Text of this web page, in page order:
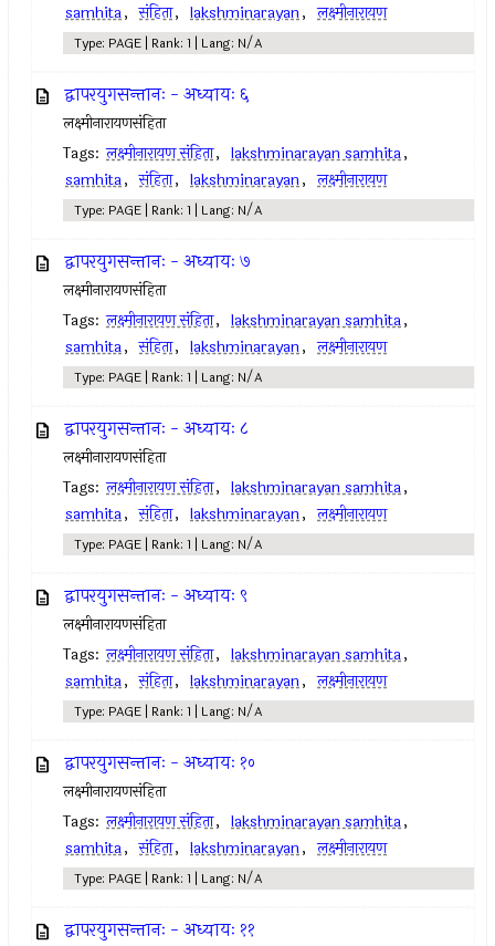
samhita, संहिता, lakshminarayan, लक्ष्मीनारायण
Type: PAGE | Rank: 1 | Lang: N/A
द्वापरयुगसन्तानः - अध्यायः ६
लक्ष्मीनारायणसंहिता
Tags: लक्ष्मीनारायण संहिता, lakshminarayan samhita,
samhita, संहिता, lakshminarayan, लक्ष्मीनारायण
Type: PAGE | Rank: 1 | Lang: N/A
द्वापरयुगसन्तानः - अध्यायः ७
लक्ष्मीनारायणसंहिता
Tags: लक्ष्मीनारायण संहिता, lakshminarayan samhita,
samhita, संहिता, lakshminarayan, लक्ष्मीनारायण
Type: PAGE | Rank: 1 | Lang: N/A
द्वापरयुगसन्तानः - अध्यायः ८
लक्ष्मीनारायणसंहिता
Tags: लक्ष्मीनारायण संहिता, lakshminarayan samhita,
samhita, संहिता, lakshminarayan, लक्ष्मीनारायण
Type: PAGE | Rank: 1 | Lang: N/A
द्वापरयुगसन्तानः - अध्यायः ९
लक्ष्मीनारायणसंहिता
Tags: लक्ष्मीनारायण संहिता, lakshminarayan samhita,
samhita, संहिता, lakshminarayan, लक्ष्मीनारायण
Type: PAGE | Rank: 1 | Lang: N/A
द्वापरयुगसन्तानः - अध्यायः १०
लक्ष्मीनारायणसंहिता
Tags: लक्ष्मीनारायण संहिता, lakshminarayan samhita,
samhita, संहिता, lakshminarayan, लक्ष्मीनारायण
Type: PAGE | Rank: 1 | Lang: N/A
द्वापरयुगसन्तानः - अध्यायः ११